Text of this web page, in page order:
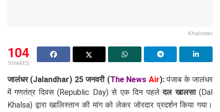
Khalistan
104
SHARES
जालंधर (Jalandhar) 25 जनवरी (The News Air):पंजाब के जालंधर
में गणतंत्र दिवस (Republic Day) से एक दिन पहलेदल खालसा(Dal
Khalsa) द्वारा खालिस्तान की मांग को लेकर जोरदार प्रदर्शन किया गया।